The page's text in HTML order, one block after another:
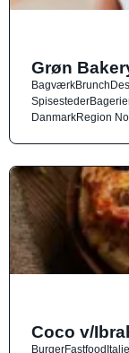
Grøn
BagværkBrunch
Spisesteder
DanmarkRegion
Coco v/
BurgerFastfood